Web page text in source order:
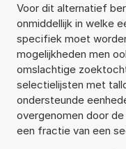
Voor dit alternatief
onmiddellijk in welke
specifiek moet
mogelijkheden men
omslachtige
selectielijsten met
ondersteunde
overgenomen door
een fractie van een